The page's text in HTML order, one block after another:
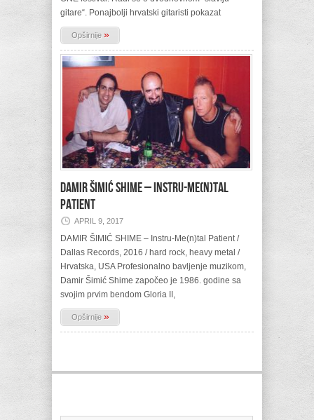
gitare“. Ponajbolji hrvatski gitaristi pokazat
Opširnije »
DAMIR ŠIMIĆ SHIME – Instru-Me(n)tal
Patient
APRIL 9, 2017
DAMIR ŠIMIĆ SHIME – Instru-Me(n)tal Patient /
Dallas Records, 2016 / hard rock, heavy metal /
Hrvatska, USA Profesionalno bavljenje muzikom,
Damir Šimić Shime započeo je 1986. godine sa
svojim prvim bendom Gloria II,
Opširnije »